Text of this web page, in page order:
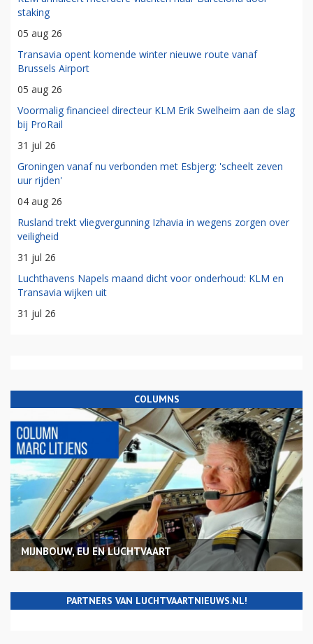
staking
05 aug 26
Transavia opent komende winter nieuwe route vanaf
Brussels Airport
05 aug 26
Voormalig financieel directeur KLM Erik Swelheim aan de slag
bij ProRail
31 jul 26
Groningen vanaf nu verbonden met Esbjerg: 'scheelt zeven
uur rijden'
04 aug 26
Rusland trekt vliegvergunning Izhavia in wegens zorgen over
veiligheid
31 jul 26
Luchthavens Napels maand dicht voor onderhoud: KLM en
Transavia wijken uit
31 jul 26
COLUMNS
MIJNBOUW, EU EN LUCHTVAART
PARTNERS VAN LUCHTVAARTNIEUWS.NL!